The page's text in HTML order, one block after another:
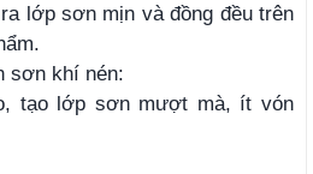
lớp sơn mịn và đồng đều trên
sơn khí nén:
tạo lớp sơn mượt mà, ít vón